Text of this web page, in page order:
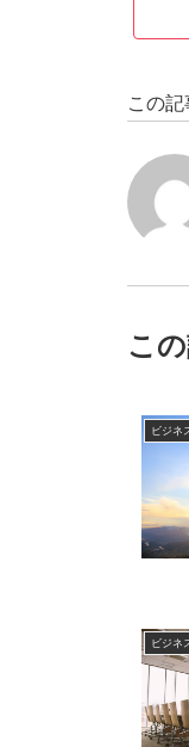
この
こ
ビジネ
ビジネ